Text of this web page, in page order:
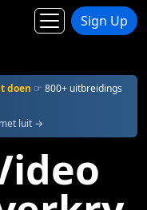
Sign Up
doen ☞ 800+ uitbreidings
luit →